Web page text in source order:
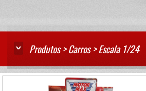
Produtos > Carros > Escala 1/24